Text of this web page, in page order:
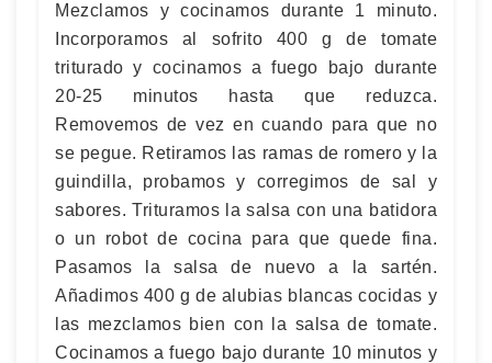
Mezclamos y cocinamos durante 1 minuto.
Incorporamos al sofrito 400 g de tomate
triturado y cocinamos a fuego bajo durante
20-25 minutos hasta que reduzca.
Removemos de vez en cuando para que no
se pegue. Retiramos las ramas de romero y la
guindilla, probamos y corregimos de sal y
sabores. Trituramos la salsa con una batidora
o un robot de cocina para que quede fina.
Pasamos la salsa de nuevo a la sartén.
Añadimos 400 g de alubias blancas cocidas y
las mezclamos bien con la salsa de tomate.
Cocinamos a fuego bajo durante 10 minutos y